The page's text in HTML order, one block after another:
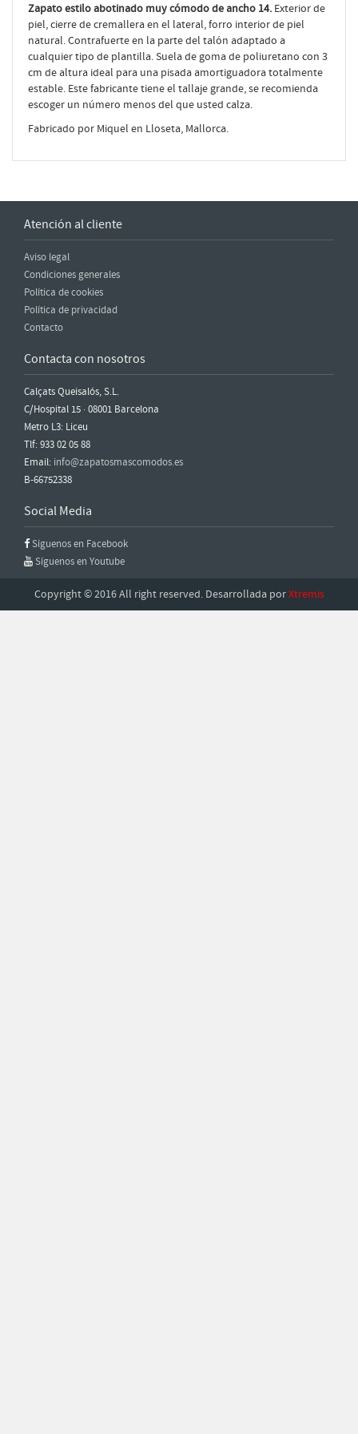
Zapato estilo abotinado muy cómodo de ancho 14. Exterior de
piel, cierre de cremallera en el lateral, forro interior de piel
natural. Contrafuerte en la parte del talón adaptado a
cualquier tipo de plantilla. Suela de goma de poliuretano con 3
cm de altura ideal para una pisada amortiguadora totalmente
estable. Este fabricante tiene el tallaje grande, se recomienda
escoger un número menos del que usted calza.
Fabricado por Miquel en Lloseta, Mallorca.
Atención al cliente
Aviso legal
Condiciones generales
Política de cookies
Política de privacidad
Contacto
Contacta con nosotros
Calçats Queisalós, S.L.
C/Hospital 15 · 08001 Barcelona
Metro L3: Liceu
Tlf: 933 02 05 88
Email: info@zapatosmascomodos.es
B-66752338
Social Media
Síguenos en Facebook
Síguenos en Youtube
Copyright © 2016 All right reserved. Desarrollada porXtremis